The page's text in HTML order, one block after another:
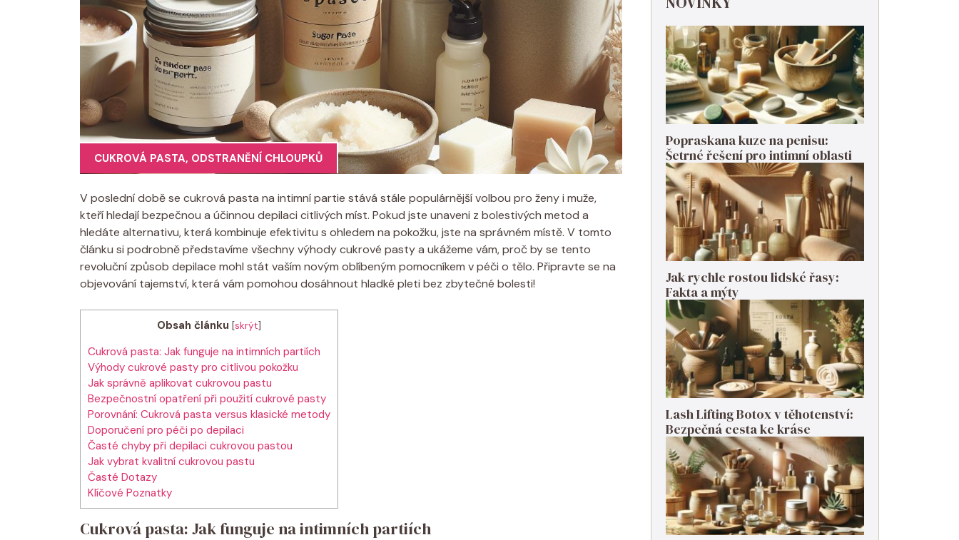
CUKROVÁ PASTA, ODSTRANĚNÍ CHLOUPKŮ
V poslední době se cukrová pasta na intimní partie stává stále populárnější volbou pro ženy i muže,
kteří hledají bezpečnou a účinnou depilaci citlivých míst. Pokud jste unaveni z bolestivých metod a
hledáte alternativu, která kombinuje efektivitu s ohledem na pokožku, jste na správném místě. V tomto
článku si podrobně představíme všechny výhody cukrové pasty a ukážeme vám, proč by se tento
revoluční způsob depilace mohl stát vaším novým oblíbeným pomocníkem v péči o tělo. Připravte se na
objevování tajemství, která vám pomohou dosáhnout hladké pleti bez zbytečné bolesti!
Obsah článku [skrýt]
Cukrová pasta: Jak funguje na intimních partiích
Výhody cukrové pasty pro citlivou pokožku
Jak správně aplikovat cukrovou pastu
Bezpečnostní opatření při použití cukrové pasty
Porovnání: Cukrová pasta versus klasické metody
Doporučení pro péči po depilaci
Časté chyby při depilaci cukrovou pastou
Jak vybrat kvalitní cukrovou pastu
Časté Dotazy
Klíčové Poznatky
Cukrová pasta: Jak funguje na intimních partiích
Popraskana kuze na penisu:
Šetrné řešení pro intimní oblasti
Jak rychle rostou lidské řasy:
Fakta a mýty
Lash Lifting Botox v těhotenství:
Bezpečná cesta ke kráse